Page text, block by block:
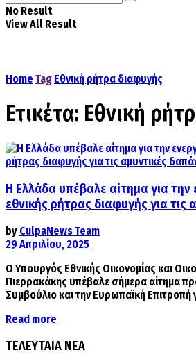
No Result
View All Result
Home Tag Εθνική ρήτρα διαφυγής
Ετικέτα: Εθνική
Η Ελλάδα υπέβαλε αίτημα για την
εθνικής ρήτρας διαφυγής για τις
by CulpaNews Team
29 Απριλίου, 2025
Ο Yπουργός Εθνικής Οικονομίας και
Πιερρακάκης υπέβαλε σήμερα αίτημα
Συμβούλιο και την Ευρωπαϊκή Επιτροπή
Read more
ΤΕΛΕΥΤΑΙΑ ΝΕΑ